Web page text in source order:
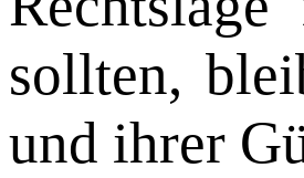
sollten,
und ihrer